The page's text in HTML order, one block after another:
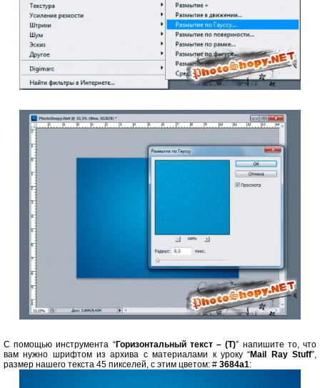
С помощью инструмента “Горизонтальный текст – (T)” напишите то, что
вам нужно шрифтом из архива с материалами к уроку “Mail Ray Stuff”,
размер нашего текста 45 пикселей, с этим цветом: # 3684a1: